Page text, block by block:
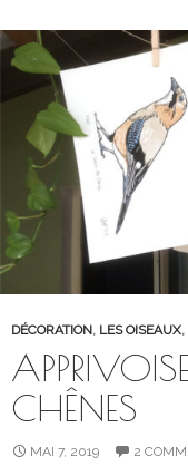
DÉCORATION, LES OISEAUX,
CHÊNES
MAI 7, 2019 2